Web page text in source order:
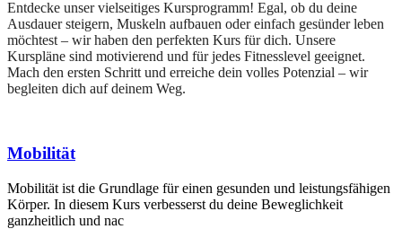
Entdecke unser vielseitiges Kursprogramm! Egal, ob du deine
Ausdauer steigern, Muskeln aufbauen oder einfach gesünder leben
möchtest – wir haben den perfekten Kurs für dich. Unsere
Kurspläne sind motivierend und für jedes Fitnesslevel geeignet.
Mach den ersten Schritt und erreiche dein volles Potenzial – wir
begleiten dich auf deinem Weg.
Mobilität
Mobilität ist die Grundlage für einen gesunden und leistungsfähigen
Körper. In diesem Kurs verbesserst du deine Beweglichkeit
ganzheitlich und nac